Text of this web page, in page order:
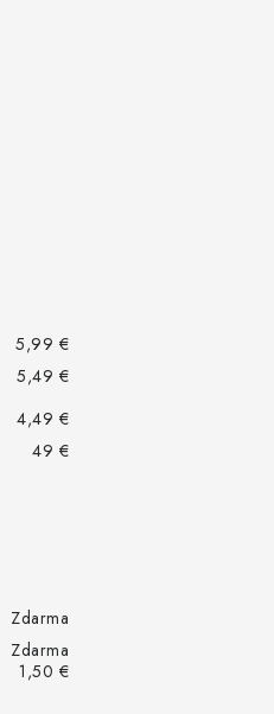
5,99 €
5,49 €
4,49 €
49 €
Zdarma
Zdarma
1,50 €